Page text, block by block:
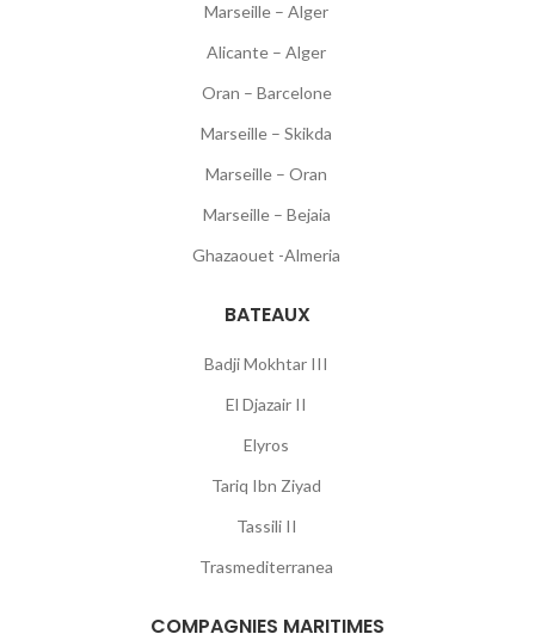
Marseille – Alger
Alicante – Alger
Oran – Barcelone
Marseille – Skikda
Marseille – Oran
Marseille – Bejaia
Ghazaouet -Almeria
BATEAUX
Badji Mokhtar III
El Djazair II
Elyros
Tariq Ibn Ziyad
Tassili II
Trasmediterranea
COMPAGNIES MARITIMES